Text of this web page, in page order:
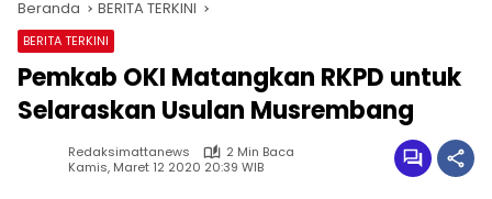
Beranda BERITA TERKINI
BERITA TERKINI
Pemkab OKI Matangkan RKPD untuk
Selaraskan Usulan Musrembang
Redaksimattanews
2 Min Baca
Kamis, Maret 12 2020 20:39 WIB